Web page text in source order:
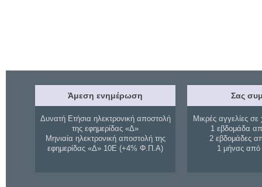
Άμεση ενημέρωση
Δυνατή Ετήσια ηλεκτρονική αποστολή
της εφημερίδας «Δ»
Μηνιαία ηλεκτρονική αποστολή της
εφημερίδας «Δ» 10Ε (+4% Φ.Π.Α)
Σας
Μικρές αγγελίες σε
1 εβδομάδα
2 εβδομάδες
1 μήνας